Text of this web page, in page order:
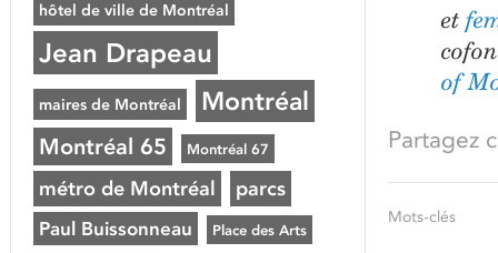
et
of
Partagez
Mots-clés
hôtel de ville de Montréal
Jean Drapeau
maires de Montréal Montréal
Montréal 65 Montréal 67
métro de Montréal parcs
Paul Buissonneau Place des Arts